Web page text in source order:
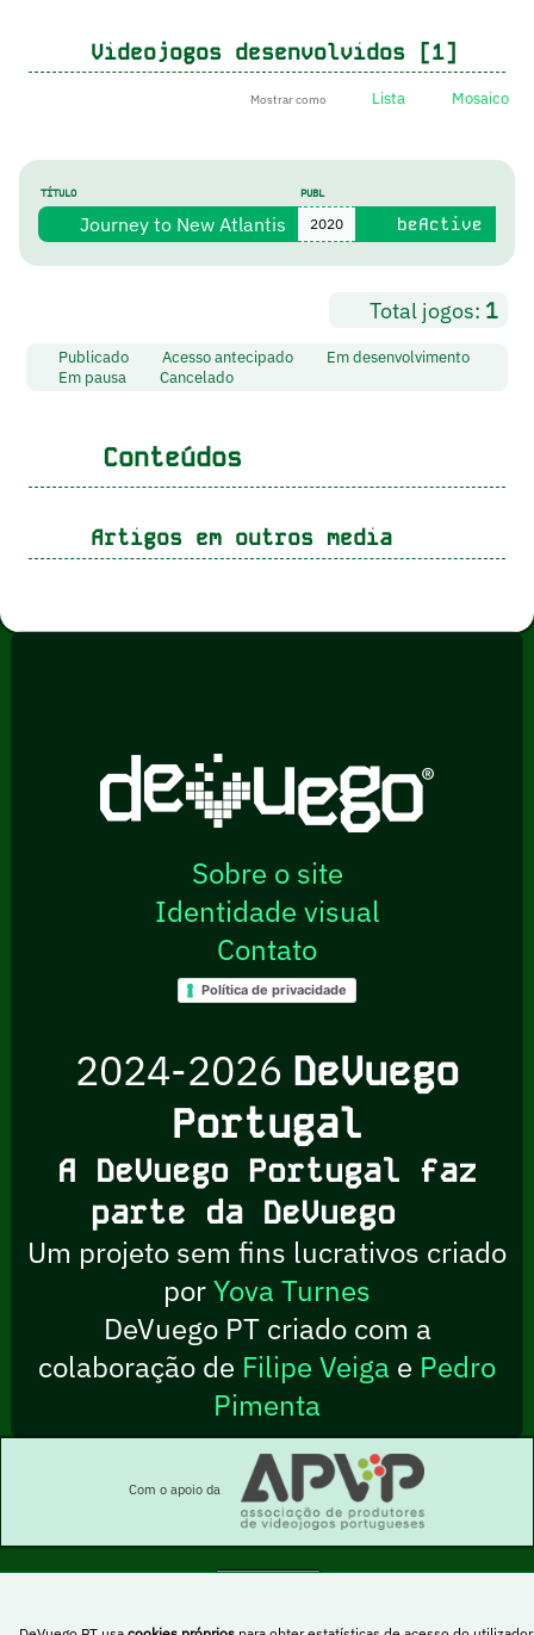
Videojogos desenvolvidos [1]
Mostrar como Lista Mosaico
TÍTULO PUBL
Journey to New Atlantis 2020 beActive
Total jogos: 1
Publicado Acesso antecipado
Em desenvolvimento
Em pausa
Cancelado
Conteúdos
Artigos em outros media
Sobre o site
Identidade visual
Contato
Política de privacidade
2024-2026 DeVuego
Portugal
A DeVuego Portugal faz
parte da DeVuego
Um projeto sem fins lucrativos criado
porYova Turnes
DeVuego PT criado com a
colaboração de Filipe Veiga e Pedro
Pimenta
Com o apoio da